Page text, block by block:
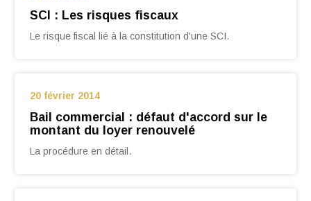
SCI : Les risques fiscaux
Le risque fiscal lié à la constitution d'une SCI.
20 février 2014
Bail commercial : défaut d'accord sur le
montant du loyer renouvelé
La procédure en détail.